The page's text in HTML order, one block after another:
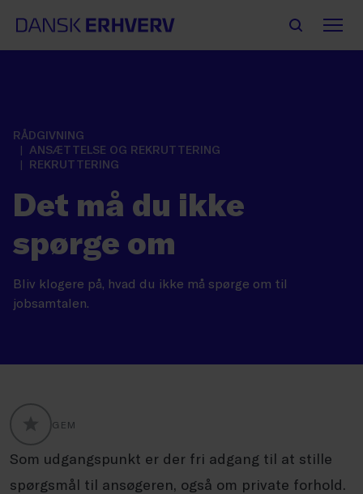
RÅDGIVNING
ANSÆTTELSE OG REKRUTTERING
REKRUTTERING
Det må du ikke
spørge om
Bliv klogere på, hvad du ikke må spørge om til
jobsamtalen.
GEM
Som udgangspunkt er der fri adgang til at stille
spørgsmål til ansøgeren, også om private forhold.